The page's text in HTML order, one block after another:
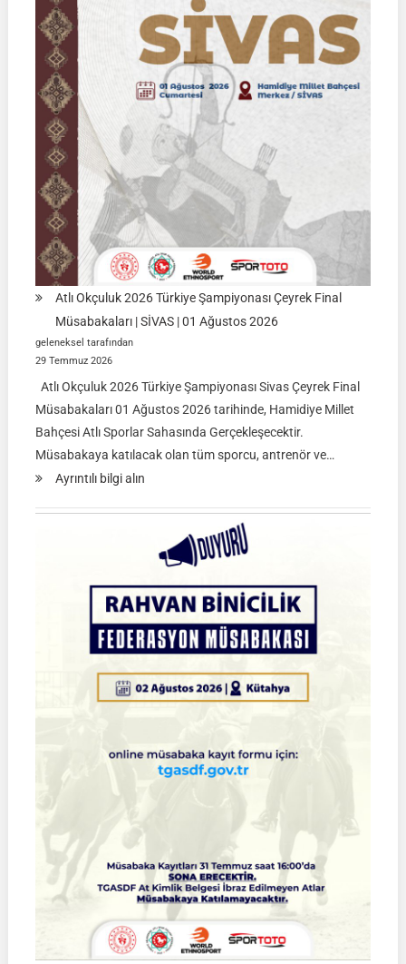
|
KÜTAHYA
|
İSİM
LİSTELERİ
Atlı Okçuluk 2026 Türkiye Şampiyonası Çeyrek Final
Müsabakaları | SİVAS | 01 Ağustos 2026
geleneksel tarafından
29 Temmuz 2026
Atlı Okçuluk 2026 Türkiye Şampiyonası Sivas Çeyrek Final
Müsabakaları 01 Ağustos 2026 tarihinde, Hamidiye Millet
Bahçesi Atlı Sporlar Sahasında Gerçekleşecektir.
Müsabakaya katılacak olan tüm sporcu, antrenör ve…
Ayrıntılı bilgi alın:
2026
Türkiye
Şampiyonası
Final
|
01